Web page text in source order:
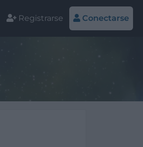
Registrarse Conectarse